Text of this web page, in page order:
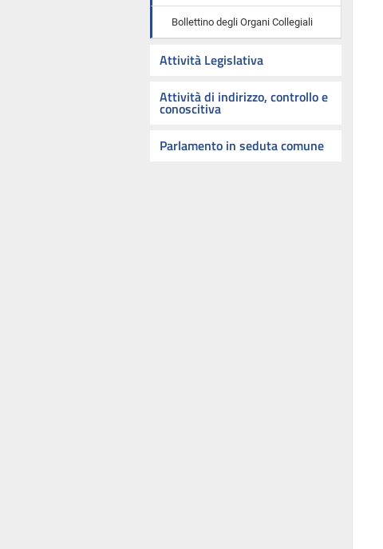
Bollettino degli Organi Collegiali
Attività Legislativa
Attività di indirizzo, controllo e
conoscitiva
Parlamento in seduta comune